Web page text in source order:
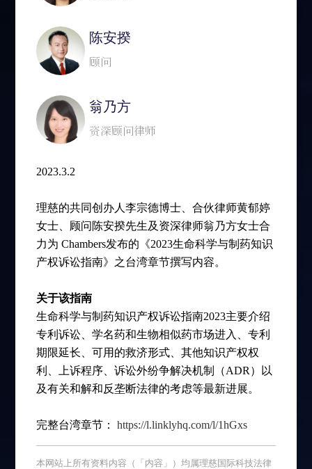
陈安揆
顾问
翁乃方
资深顾问律师
2023.3.2
理慈的共同创办人李宗德博士、合伙律师黄郁婷
女士、顾问陈安揆先生及资深律师翁乃方女士合
力为 Chambers发布的《2023生命科学与制药知识
产权诉讼指南》之台湾章节撰写内容。
关于该指南
生命科学与制药知识产权诉讼指南2023主要介绍
专利诉讼、学名药和生物相似药市场进入、专利
期限延长、可用的救济形式、其他知识产权权
利、上诉程序、诉讼外纷争解决机制（ADR）以
及有关和解和反垄断法律的考虑等最新进展。
完整台湾章节：https://l.linklyhq.com/l/1hGxs
本网站上所有资料内容（「内容」）均属理慈国际科技法律